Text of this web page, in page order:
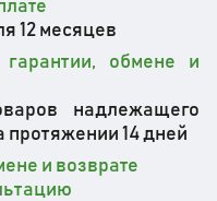
12 месяцев
обмене и
надлежащего
протяжении 14 дней
и возврате